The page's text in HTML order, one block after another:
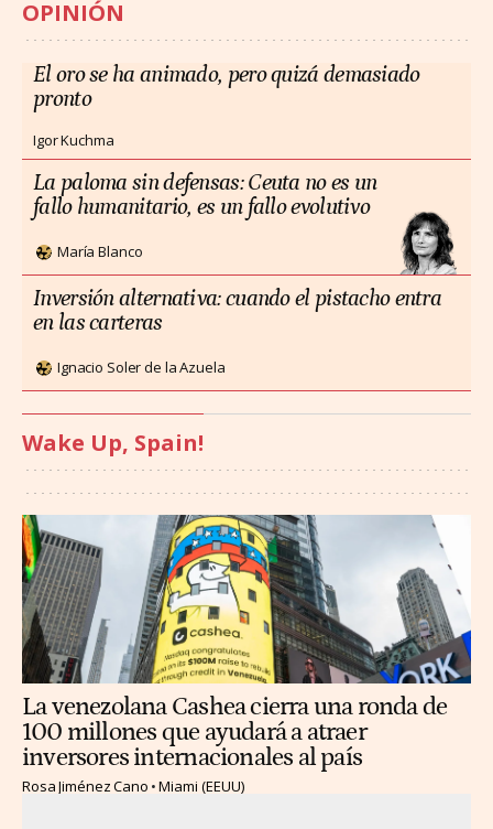
OPINIÓN
El oro se ha animado, pero quizá demasiado
pronto
Igor Kuchma
La paloma sin defensas: Ceuta no es un
fallo humanitario, es un fallo evolutivo
María Blanco
Inversión alternativa: cuando el pistacho entra
en las carteras
Ignacio Soler de la Azuela
Wake Up, Spain!
La venezolana Cashea cierra una ronda de
100 millones que ayudará a atraer
inversores internacionales al país
Rosa Jiménez Cano Miami (EEUU)